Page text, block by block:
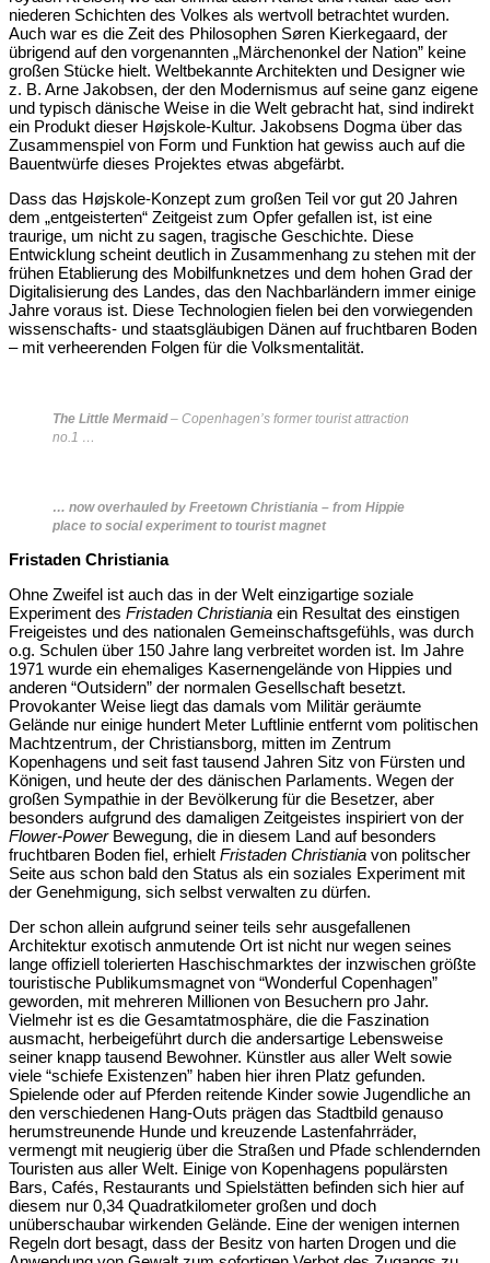
niederen Schichten des Volkes als wertvoll betrachtet wurden.
Auch war es die Zeit des Philosophen Søren Kierkegaard, der
übrigend auf den vorgenannten „Märchenonkel der Nation” keine
großen Stücke hielt. Weltbekannte Architekten und Designer wie
z. B. Arne Jakobsen, der den Modernismus auf seine ganz eigene
und typisch dänische Weise in die Welt gebracht hat, sind indirekt
ein Produkt dieser Højskole-Kultur. Jakobsens Dogma über das
Zusammenspiel von Form und Funktion hat gewiss auch auf die
Bauentwürfe dieses Projektes etwas abgefärbt.
Dass das Højskole-Konzept zum großen Teil vor gut 20 Jahren
dem „entgeisterten“ Zeitgeist zum Opfer gefallen ist, ist eine
traurige, um nicht zu sagen, tragische Geschichte. Diese
Entwicklung scheint deutlich in Zusammenhang zu stehen mit der
frühen Etablierung des Mobilfunknetzes und dem hohen Grad der
Digitalisierung des Landes, das den Nachbarländern immer einige
Jahre voraus ist. Diese Technologien fielen bei den vorwiegenden
wissenschafts- und staatsgläubigen Dänen auf fruchtbaren Boden
– mit verheerenden Folgen für die Volksmentalität.
The Little Mermaid– Copenhagen’s former tourist attraction
no.1 …
… now overhauled by Freetown Christiania – from Hippie
place to social experiment to tourist magnet
Fristaden Christiania
Ohne Zweifel ist auch das in der Welt einzigartige soziale
Experiment des Fristaden Christiania ein Resultat des einstigen
Freigeistes und des nationalen Gemeinschaftsgefühls, was durch
o.g. Schulen über 150 Jahre lang verbreitet worden ist. Im Jahre
1971 wurde ein ehemaliges Kasernengelände von Hippies und
anderen “Outsidern” der normalen Gesellschaft besetzt.
Provokanter Weise liegt das damals vom Militär geräumte
Gelände nur einige hundert Meter Luftlinie entfernt vom politischen
Machtzentrum, der Christiansborg, mitten im Zentrum
Kopenhagens und seit fast tausend Jahren Sitz von Fürsten und
Königen, und heute der des dänischen Parlaments. Wegen der
großen Sympathie in der Bevölkerung für die Besetzer, aber
besonders aufgrund des damaligen Zeitgeistes inspiriert von der
Flower-Power Bewegung, die in diesem Land auf besonders
fruchtbaren Boden fiel, erhielt Fristaden Christiania von politscher
Seite aus schon bald den Status als ein soziales Experiment mit
der Genehmigung, sich selbst verwalten zu dürfen.
Der schon allein aufgrund seiner teils sehr ausgefallenen
Architektur exotisch anmutende Ort ist nicht nur wegen seines
lange offiziell tolerierten Haschischmarktes der inzwischen größte
touristische Publikumsmagnet von “Wonderful Copenhagen”
geworden, mit mehreren Millionen von Besuchern pro Jahr.
Vielmehr ist es die Gesamtatmosphäre, die die Faszination
ausmacht, herbeigeführt durch die andersartige Lebensweise
seiner knapp tausend Bewohner. Künstler aus aller Welt sowie
viele “schiefe Existenzen” haben hier ihren Platz gefunden.
Spielende oder auf Pferden reitende Kinder sowie Jugendliche an
den verschiedenen Hang-Outs prägen das Stadtbild genauso
herumstreunende Hunde und kreuzende Lastenfahrräder,
vermengt mit neugierig über die Straßen und Pfade schlendernden
Touristen aus aller Welt. Einige von Kopenhagens populärsten
Bars, Cafés, Restaurants und Spielstätten befinden sich hier auf
diesem nur 0,34 Quadratkilometer großen und doch
unüberschaubar wirkenden Gelände. Eine der wenigen internen
Regeln dort besagt, dass der Besitz von harten Drogen und die